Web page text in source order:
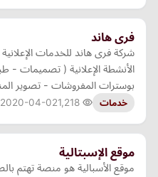
فرى هاند
شركة فرى هاند للخدمات الإعلانية
الأنشطة الإعلانية ( تصميمات -
بوسترات المفروشات - تصوير
خدمات 2020-04-02
موقع الإسبتالية
موقع الأسبالية هو منصة تهتم